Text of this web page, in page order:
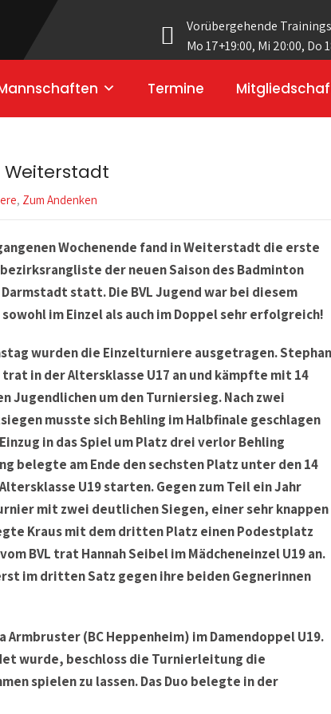
Vorübergehende
Mo 17+19:00, Mi 20:00, Do
Termine
Weiterstadt
, Zum Andenken
Wochenende fand in Weiterstadt die erste
der neuen Saison des Badminton
statt. Die BVL Jugend war bei diesem
im Einzel als auch im Doppel sehr erfolgreich!
wurden die Einzelturniere ausgetragen. Stephan
trat in der Altersklasse U17 an und kämpfte mit 14
Jugendlichen um den Turniersieg. Nach zwei
musste sich Behling im Halbfinale geschlagen
in das Spiel um Platz drei verlor Behling
belegte am Ende den sechsten Platz unter den 14
U19 starten. Gegen zum Teil ein Jahr
mit zwei deutlichen Siegen, einer sehr knappen
Kraus mit dem dritten Platz einen Podestplatz
BVL trat Hannah Seibel im Mädcheneinzel U19 an.
im dritten Satz gegen ihre beiden Gegnerinnen
(BC Heppenheim) im Damendoppel U19.
wurde, beschloss die Turnierleitung die
spielen zu lassen. Das Duo belegte in der